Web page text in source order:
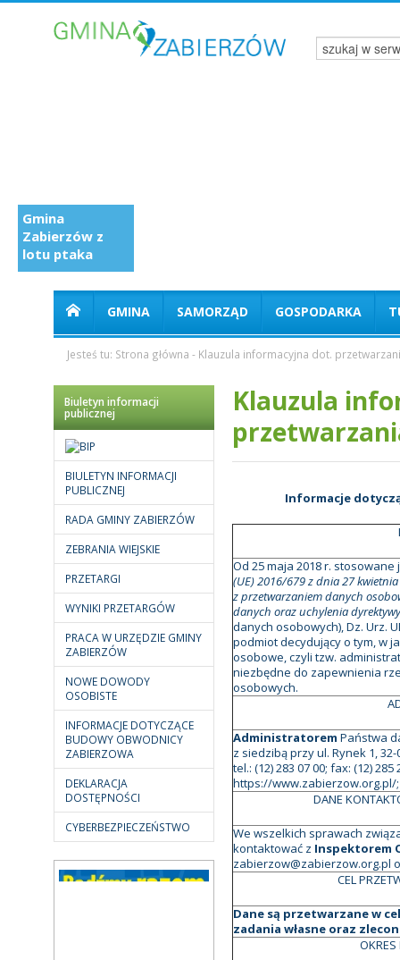
Gmina
Zabierzów z
lotu ptaka
GMINA SAMORZĄD GOSPODARKA
Jesteś tu: Strona główna - Klauzula informacyjna dot.
Biuletyn informacji
publicznej
BIULETYN INFORMACJI
PUBLICZNEJ
RADA GMINY ZABIERZÓW
ZEBRANIA WIEJSKIE
PRZETARGI
WYNIKI PRZETARGÓW
PRACA W URZĘDZIE GMINY
ZABIERZÓW
NOWE DOWODY
OSOBISTE
INFORMACJE DOTYCZĄCE
BUDOWY OBWODNICY
ZABIERZOWA
DEKLARACJA
DOSTĘPNOŚCI
CYBERBEZPIECZEŃSTWO
Klauzula
Informacje
Od 25 maja 2018 r.
(UE) 2016/679 z dnia 27
z przetwarzaniem danych
danych oraz uchylenia
danych osobowych), Dz. Urz.
podmiot decydujący o tym, w
osobowe, czyli tzw.
niezbędne do zapewnienia
osobowych.
Administratorem Państwa
z siedzibą przy ul. Rynek 1,
tel.: (12) 283 07 00; fax: (12)
https://www.zabierzow.org.pl/
DANE
We wszelkich sprawach
kontaktować z Inspektorem
zabierzow@zabierzow.org.pl
CEL
Dane są przetwarzane w
zadania własne oraz